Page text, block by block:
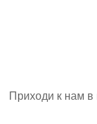
Приходи к нам в